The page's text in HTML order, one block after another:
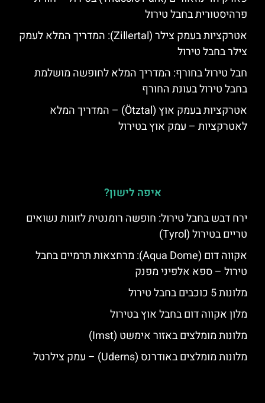
פרהיסטורית בחבל טירול
אטרקציות בעמק צילר (Zillertal): המדריך המלא לעמק
צילר בחבל טירול
חבל טירול בחורף: המדריך המלא לחופשה מושלמת
בחבל טירול בעונת החורף
אטרקציות בעמק אוץ (Ötztal) – המדריך המלא
לאטרקציות – עמק אוץ בטירול
איפה לישון?
ירח דבש בחבל טירול: חופשה רומנטית לזוגות נשואים
טריים בטירול (Tyrol)
אקווה דום (Aqua Dome): מרחצאות תרמיים בחבל
טירול – ספא אלפיני מפנק
מלונות 5 כוכבים בחבל טירול
מלון אקווה דום בחבל אוץ בטירול
מלונות מומלצים באזור אימשט (Imst)
מלונות מומלצים באודרנס (Uderns) – עמק צילרטל